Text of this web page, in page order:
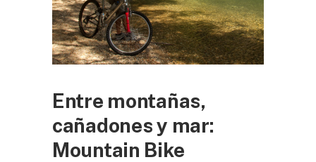
Entre montañas,
cañadones y mar:
Mountain Bike